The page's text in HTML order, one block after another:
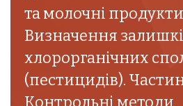
та молочні
Визначення
хлорорганічних
(пестицидів).
Контрольні методи